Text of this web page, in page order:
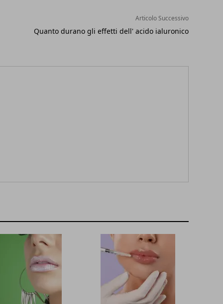
Articolo Successivo
Quanto durano gli effetti dell' acido ialuronico